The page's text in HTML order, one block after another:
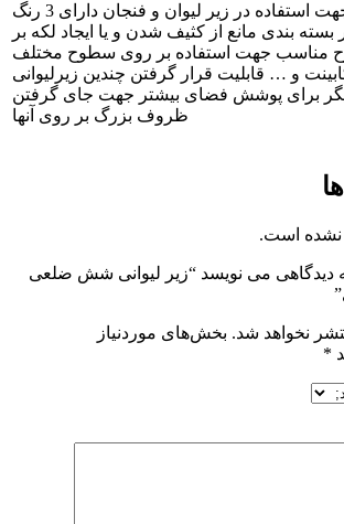
مناسب جهت استفاده در زیر لیوان و فنجان دارای 3 رنگ
بندی مانع از کثیف شدن و یا ایجاد لکه بر
مناسب جهت استفاده بر روی سطوح مختلف
و … قابلیت قرار گرفتن چندین زیرلیوانی
برای پوشش فضای بیشتر جهت جای گرفتن
ظروف بزرگ بر روی آنها
نشده است.
دیدگاهی می نویسد “زیر لیوانی شش ضلعی
نخواهد شد. بخش‌های موردنیاز
*